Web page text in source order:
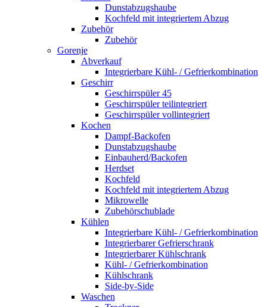
Dunstabzugshaube
Kochfeld mit integriertem Abzug
Zubehör
Zubehör
Gorenje
Abverkauf
Integrierbare Kühl- / Gefrierkombination
Geschirr
Geschirrspüler 45
Geschirrspüler teilintegriert
Geschirrspüler vollintegriert
Kochen
Dampf-Backofen
Dunstabzugshaube
Einbauherd/Backofen
Herdset
Kochfeld
Kochfeld mit integriertem Abzug
Mikrowelle
Zubehörschublade
Kühlen
Integrierbare Kühl- / Gefrierkombination
Integrierbarer Gefrierschrank
Integrierbarer Kühlschrank
Kühl- / Gefrierkombination
Kühlschrank
Side-by-Side
Waschen